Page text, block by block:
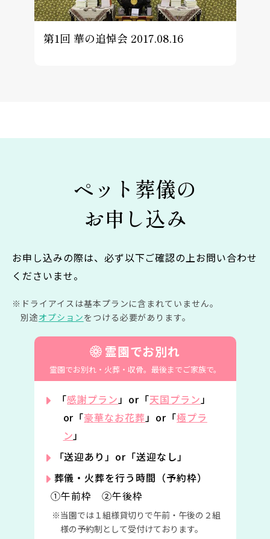
第1回 華の追悼会 2017.08.16
ペット葬儀の
お申し込み
お申し込みの際は、必ず以下ご確認の上お問い合わせ
くださいませ。
ドライアイスは基本プランに含まれていません。
別途オプションをつける必要があります。
霊園でお別れ
霊園でお別れ・火葬・収骨。 最後までご家族で。
「感謝プラン」or「天国プラン」
or「豪華なお花葬」or「極プラ
ン」
「送迎あり」or「送迎なし」
葬儀・火葬を行う時間（予約枠）
①午前枠 ②午後枠
当園では１組様貸切りで午前・午後の２組
様の予約制として受付けております。